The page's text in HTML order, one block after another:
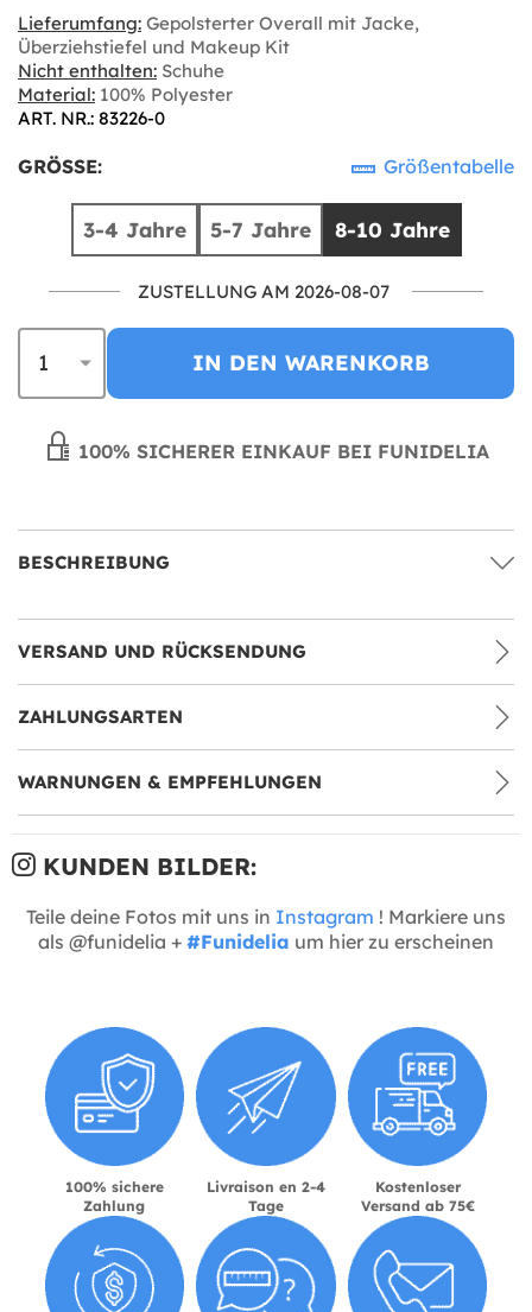
Lieferumfang: Gepolsterter Overall mit Jacke,
Überziehstiefel und Makeup Kit
Nicht enthalten: Schuhe
Material: 100% Polyester
ART. NR.: 83226-0
GRÖSSE: Größentabelle
3-4 Jahre 5-7 Jahre 8-10 Jahre
ZUSTELLUNG AM 2026-08-07
IN DEN WARENKORB
100% SICHERER EINKAUF BEI FUNIDELIA
BESCHREIBUNG
VERSAND UND RÜCKSENDUNG
ZAHLUNGSARTEN
WARNUNGEN & EMPFEHLUNGEN
KUNDEN BILDER:
Teile deine Fotos mit uns in Instagram ! Markiere uns
als @funidelia + #Funidelia um hier zu erscheinen
100% sichere
Zahlung
Livraison en 2-4
Tage
Kostenloser
Versand ab 75€